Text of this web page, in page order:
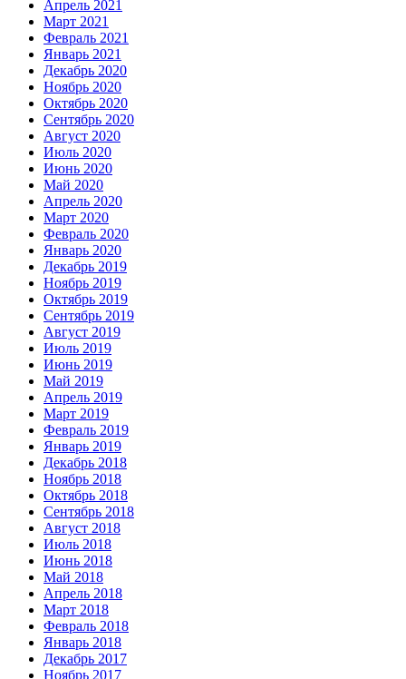
Апрель 2021
Март 2021
Февраль 2021
Январь 2021
Декабрь 2020
Ноябрь 2020
Октябрь 2020
Сентябрь 2020
Август 2020
Июль 2020
Июнь 2020
Май 2020
Апрель 2020
Март 2020
Февраль 2020
Январь 2020
Декабрь 2019
Ноябрь 2019
Октябрь 2019
Сентябрь 2019
Август 2019
Июль 2019
Июнь 2019
Май 2019
Апрель 2019
Март 2019
Февраль 2019
Январь 2019
Декабрь 2018
Ноябрь 2018
Октябрь 2018
Сентябрь 2018
Август 2018
Июль 2018
Июнь 2018
Май 2018
Апрель 2018
Март 2018
Февраль 2018
Январь 2018
Декабрь 2017
Ноябрь 2017